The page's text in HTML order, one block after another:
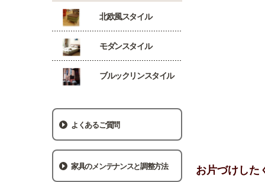
北欧風スタイル
モダンスタイル
ブルックリンスタイル
よくあるご質問
家具のメンテナンスと調整方法 お片づけした